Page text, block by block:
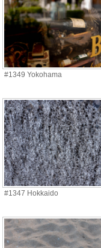
#1349 Yokohama
#1347 Hokkaido